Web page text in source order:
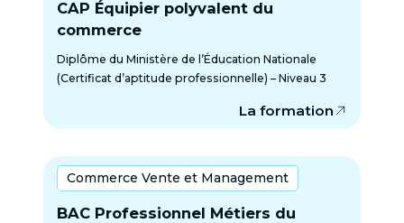
CAP Équipier polyvalent du
commerce
Diplôme du Ministère de l’Éducation Nationale
(Certificat d’aptitude professionnelle) – Niveau 3
La formation
Commerce Vente et Management
BAC Professionnel Métiers du